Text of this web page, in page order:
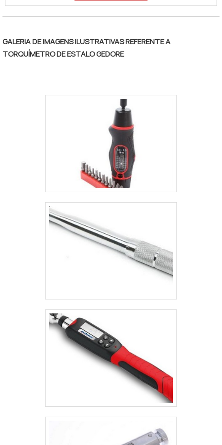
qualificados. Um de seus maiores benefícios diz
problemas, dificuldades ou transtornos, auxiliando
na comodidade durante o seu uso.MAIS DETALHES
Mecmesin, é importante que eles sejam adquiridos
de suas distribuidoras, as grandes responsáveis
pelo comércio da ferramenta no país, o que traz
maior comodidade, um menor tempo de espera para
a entrega, além da garantia que o produto tem.
Sendo assim, buscar por locais confiáveis em seu
comércio, é o primeiro passo para ter a ferramenta
como uma grande aliada. Ainda sobre os
torquímetros: Podem ser encontrados em modelos
diferentes, sendo fundamental adquirir o correto
para que o produto supra a necessidade de forma
completa; Alguns modelos contam com memória
integrada com capacidade de armazenamento até
5000 leituras, auxiliando para a segurança dos
resultados apresentados; O valor investido na sua
compra é de extremamente vantajoso, tornando-se
passem por manutenções periódicas, a fim de
atestar a sua qualidade e desempenho, o que
permite a continuação da sua aplicação nos setores
para a sua completa eficiência.ALTA QUALIDADE EM
TORQUÍMETRO DIGITAL MECMESINPara entender
melhor sobre os torquímetros e tê-los como
verdadeiros aliados, entre em contato com a BVR
Comercial, uma empresa que comercializa esse
equipamento da Mecmesin com alta qualidade e por
um preço competitivo, atendendo clientes de todo o
GALERIA DE IMAGENS ILUSTRATIVAS REFERENTE A
TORQUÍMETRO DE ESTALO GEDORE